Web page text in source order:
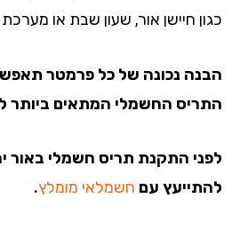
חיישן אור, שעון שבת או מערכת
נכונה של כל פרמטר תאפשר
החשמלי המתאים ביותר
התקנת תריס חשמלי באור
עםחשמלאי מומלץ.